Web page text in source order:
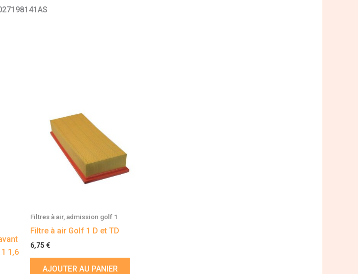
1,6
Filtres à air, admission golf 1
Filtre à air Golf 1 D et TD
6,75 €
AJOUTER AU PANIER